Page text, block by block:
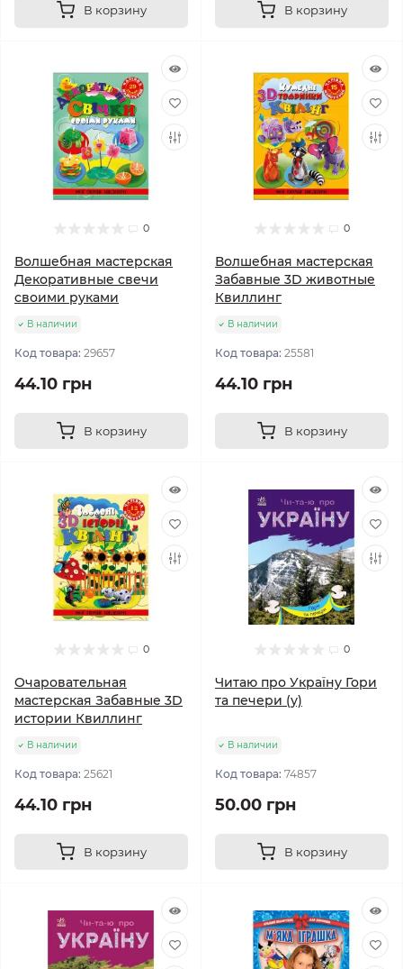
В корзину В корзину
0
Волшебная мастерская
Декоративные свечи
своими руками
В наличии
Код товара: 29657
44.10 грн
В корзину
0
Волшебная мастерская
Забавные 3D животные
Квиллинг
В наличии
Код товара: 25581
44.10 грн
В корзину
0
Очаровательная
мастерская Забавные 3D
истории Квиллинг
В наличии
Код товара: 25621
44.10 грн
В корзину
0
Читаю про Україну Гори
та печери (у)
В наличии
Код товара: 74857
50.00 грн
В корзину